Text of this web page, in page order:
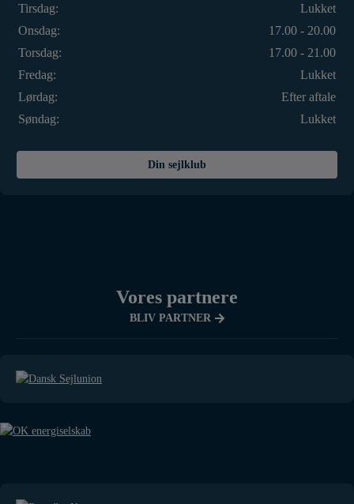
Tirsdag:
Lukket
Onsdag:
17.00 - 20.00
Torsdag:
17.00 - 21.00
Fredag:
Lukket
Lørdag:
Efter aftale
Søndag:
Lukket
Din sejlklub
Vores partnere
BLIV PARTNER